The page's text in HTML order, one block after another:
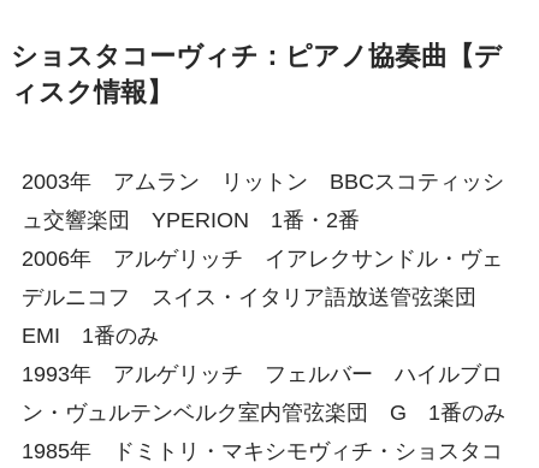
ショスタコーヴィチ：ピアノ協奏曲【デ
ィスク情報】
2003年 アムラン リットン BBCスコティッシ
ュ交響楽団 YPERION 1番・2番
2006年 アルゲリッチ イアレクサンドル・ヴェ
デルニコフ スイス・イタリア語放送管弦楽団
EMI 1番のみ
1993年 アルゲリッチ フェルバー ハイルブロ
ン・ヴュルテンベルク室内管弦楽団 G 1番のみ
1985年 ドミトリ・マキシモヴィチ・ショスタコ